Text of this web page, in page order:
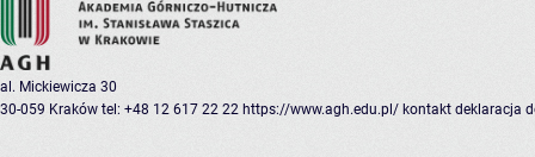
al. Mickiewicza 30
30-059 Kraków tel: +48 12 617 22 22 https://www.agh.edu.pl/ kontakt deklaracja